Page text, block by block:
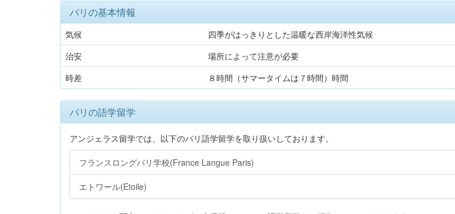
パリの基本情報
気候
四季がはっきりとした温暖な西岸海洋性気候
治安
場所によって注意が必要
時差
８時間（サマータイムは７時間）時間
パリの語学留学
アンジェラス留学では、以下のパリ語学留学を取り扱いしております。
フランスロングパリ学校(France Langue Paris)
エトワール(Etoile)